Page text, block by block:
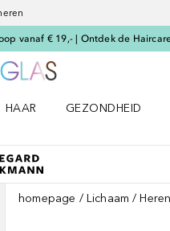
vanaf € 19,- | Ontdek de
HAAR
GEZONDHEID
homepage Lichaam Heren